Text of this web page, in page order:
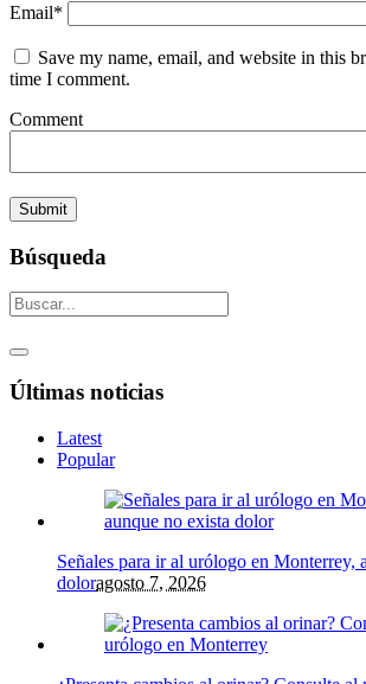
Email*
Save my name, email, and website in this
time I comment.
Comment
Búsqueda
Últimas noticias
Latest
Popular
Señales para ir al urólogo en Monterrey,
doloragosto 7, 2026